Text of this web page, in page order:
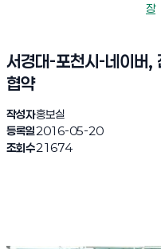
장
서경대-포천시-네이버,
협약
작성자홍보실
등록일2016-05-20
조회수21674